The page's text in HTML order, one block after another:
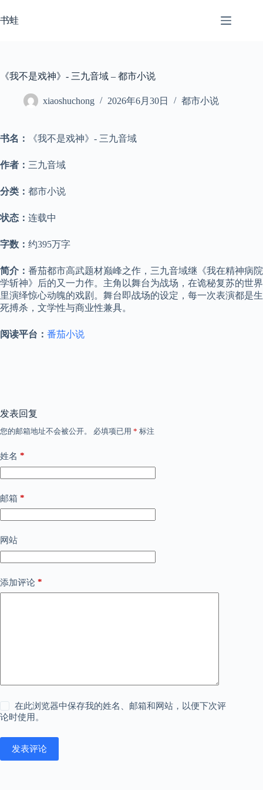
至
书蛙
《我不是戏神》- 三九音域 – 都市小说
xiaoshuchong 2026年6月30日 都市小说
书名： 《我不是戏神》- 三九音域
作者： 三九音域
分类： 都市小说
状态： 连载中
字数： 约395万字
简介： 番茄都市高武题材巅峰之作，三九音域继《我在精神病院
学斩神》后的又一力作。主角以舞台为战场，在诡秘复苏的世界
里演绎惊心动魄的戏剧。舞台即战场的设定，每一次表演都是生
死搏杀，文学性与商业性兼具。
阅读平台： 番茄小说
发表回复
您的邮箱地址不会被公开。 必填项已用 * 标注
姓名 *
邮箱 *
网站
添加评论 *
在此浏览器中保存我的姓名、邮箱和网站，以便下次评
论时使用。
发表评论